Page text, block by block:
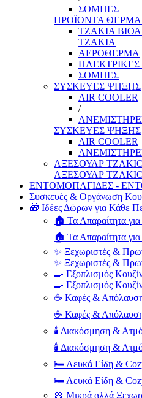
ΣΟΜΠΕΣ
ΠΡΟΪΟΝΤΑ
ΤΖΑΚΙΑ
ΤΖΑΚΙΑ
ΑΕΡΟΘΕΡΜΑ
ΣΟΜΠΕΣ
ΣΥΣΚΕΥΕΣ ΨΗΞΗΣ
AIR COOLER
/
ΣΥΣΚΕΥΕΣ ΨΗΞΗΣ
AIR COOLER
ΑΞΕΣΟΥΑΡ
ΑΞΕΣΟΥΑΡ
ΕΝΤΟΜΟΠΑΓΙΔΕΣ -
Συσκευές & Οργάνωση
🎁 Ιδέες Δώρων για Κάθε
🏠 Τα Απαραίτητα για
🏠 Τα Απαραίτητα για
✨ Ξεχωριστές &
✨ Ξεχωριστές &
🍳 Εξοπλισμός
🍳 Εξοπλισμός
☕ Καφές & Απόλαυση
☕ Καφές & Απόλαυση
🕯️ Διακόσμηση &
🕯️ Διακόσμηση &
🛏️ Λευκά Είδη &
🛏️ Λευκά Είδη &
🎀 Μικρά αλλά